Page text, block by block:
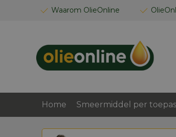
Waarom OlieOnline
GA
Home Smeermiddel per